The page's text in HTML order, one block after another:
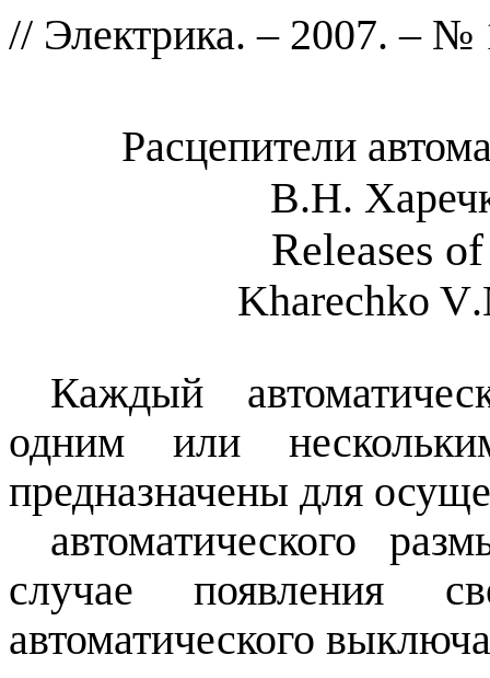
// Электрика. – 2007. – №
Расцепители
В.Н.
Releases of
Kharechko V.
Каждый
одним или
предназначены для
автоматического
случае появления
автоматического